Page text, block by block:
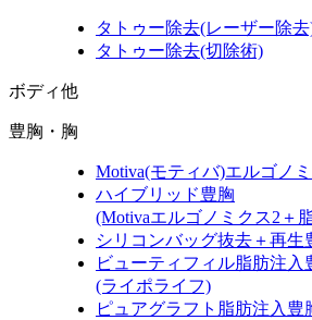
タトゥー除去(レーザー除
タトゥー除去(切除術)
ボディ他
豊胸・胸
Motiva(モティバ)エルゴノ
ハイブリッド豊胸
(Motivaエルゴノミクス2＋
シリコンバッグ抜去＋再生
ビューティフィル脂肪注入
(ライポライフ)
ピュアグラフト脂肪注入豊